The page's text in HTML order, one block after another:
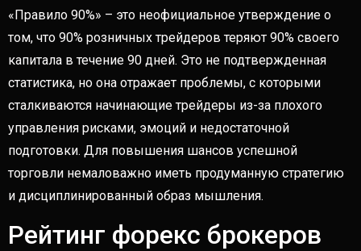
«Правило 90%» – это неофициальное утверждение о
том, что 90% розничных трейдеров теряют 90% своего
капитала в течение 90 дней. Это не подтвержденная
статистика, но она отражает проблемы, с которыми
сталкиваются начинающие трейдеры из-за плохого
управления рисками, эмоций и недостаточной
подготовки. Для повышения шансов успешной
торговли немаловажно иметь продуманную стратегию
и дисциплинированный образ мышления.
Рейтинг форекс брокеров